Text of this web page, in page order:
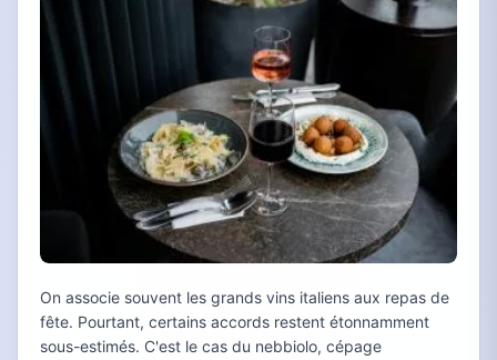
On associe souvent les grands vins italiens aux repas de
fête. Pourtant, certains accords restent étonnamment
sous-estimés. C'est le cas du nebbiolo, cépage